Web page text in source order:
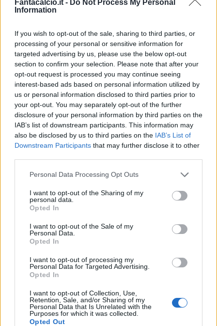
Fantacalcio.it - Do Not Process My Personal
Information
If you wish to opt-out of the sale, sharing to third parties, or
processing of your personal or sensitive information for
targeted advertising by us, please use the below opt-out
section to confirm your selection. Please note that after your
opt-out request is processed you may continue seeing
interest-based ads based on personal information utilized by
us or personal information disclosed to third parties prior to
your opt-out. You may separately opt-out of the further
disclosure of your personal information by third parties on the
IAB’s list of downstream participants. This information may
also be disclosed by us to third parties on the IAB’s List of
Downstream Participants that may further disclose it to other
Personal Data Processing Opt Outs
I want to opt-out of the Sharing of my
personal data.
Opted In
I want to opt-out of the Sale of my
Personal Data.
Opted In
I want to opt-out of processing my
Personal Data for Targeted Advertising.
Opted In
I want to opt-out of Collection, Use,
Retention, Sale, and/or Sharing of my
Personal Data that Is Unrelated with the
Purposes for which it was collected.
Opted Out
Classic Mantra
Riepilogo stagione
Titolare 0 - 0%
Entrato 1 - 2%
Squalificato 0 - 0%
Infortunato 0 - 0%
Inutilizzato 37 - 97
Scarica riepilogo
stagionale
Scarica
Giornata VotoFV Entrato
CAG 1-1 FIO